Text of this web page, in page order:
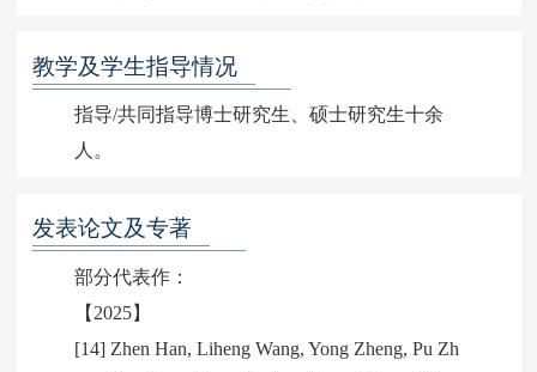
教学及学生指导情况
指导/共同指导博士研究生、硕士研究生十余
人。
发表论文及专著
部分代表作：
【2025】
[14] Zhen Han, Liheng Wang, Yong Zheng, Pu Zh